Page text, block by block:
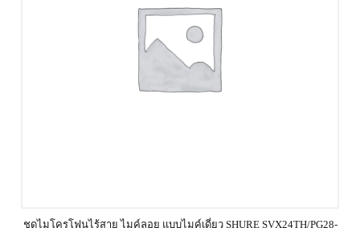
ชุดไมโครโฟนไร้สาย ไมค์ลอย แบบไมค์เดี่ยว SHURE SVX24TH/PG28-